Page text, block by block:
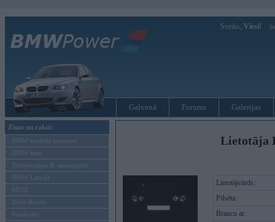
Sveiks, Viesi!
Galvenā Forums Galerijas
Ziņas un raksti
BMW modeļu jaunumi
BMW testi
Tehnoloģijas & sasniegumi
BMW Latvijā
MINI
Rolls-Royce
Pasākumi
Lietotāja
Lietotājvārds:
Pilsēta:
Braucu ar: